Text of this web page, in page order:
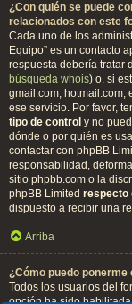
¿Con quién se puede
relacionados con este
Cada uno de los
Equipo” es un contacto
respuesta debería tratar
búsqueda whois) o, si
gmail.com, hotmail.com,
ese servicio. Por favor,
tipo de control y no
dónde o por quién es
contactar con phpBB
responsabilidad,
sitio phpbb.com o la
phpBB Limited respecto
dispuesto a recibir una
Arriba
¿Cómo puedo
Todos los usuarios del
opción ha sido